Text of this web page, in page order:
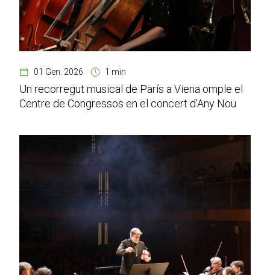
01 Gen. 2026 1 min
Un recorregut musical de París a Viena omple el
Centre de Congressos en el concert d’Any Nou